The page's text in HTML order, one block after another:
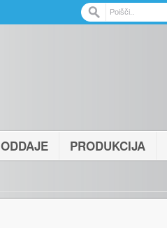
ODDAJE PRODUKCIJA